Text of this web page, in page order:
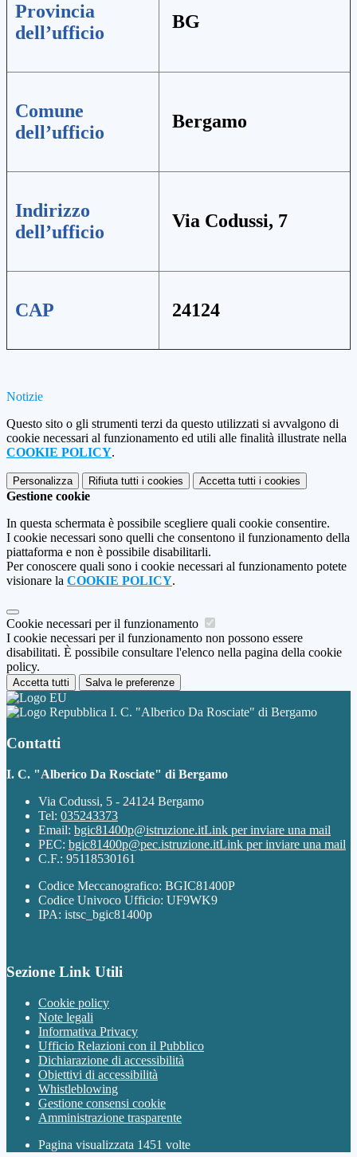
Provincia
dell’ufficio
BG
Comune
dell’ufficio
Bergamo
Indirizzo
dell’ufficio
Via Codussi, 7
CAP 24124
Notizie
Questo sito o gli strumenti terzi da questo utilizzati si avvalgono di
cookie necessari al funzionamento ed utili alle finalità illustrate nella
COOKIE POLICY.
Personalizza Rifiuta tutti i cookies Accetta tutti i cookies
Gestione cookie
In questa schermata è possibile scegliere quali cookie consentire.
I cookie necessari sono quelli che consentono il funzionamento della
piattaforma e non è possibile disabilitarli.
Per conoscere quali sono i cookie necessari al funzionamento potete
visionare la COOKIE POLICY.
Cookie necessari per il funzionamento
I cookie necessari per il funzionamento non possono essere
disabilitati. È possibile consultare l'elenco nella pagina della cookie
policy.
Accetta tutti Salva le preferenze
I. C. "Alberico Da Rosciate" di Bergamo
Contatti
I. C. "Alberico Da Rosciate" di Bergamo
Via Codussi, 5 - 24124 Bergamo
Tel: 035243373
Email: bgic81400p@istruzione.itLink per inviare una mail
PEC: bgic81400p@pec.istruzione.itLink per inviare una mail
C.F.: 95118530161
Codice Meccanografico: BGIC81400P
Codice Univoco Ufficio: UF9WK9
IPA: istsc_bgic81400p
Sezione Link Utili
Cookie policy
Note legali
Informativa Privacy
Ufficio Relazioni con il Pubblico
Dichiarazione di accessibilità
Obiettivi di accessibilità
Whistleblowing
Gestione consensi cookie
Amministrazione trasparente
Pagina visualizzata 1451 volte